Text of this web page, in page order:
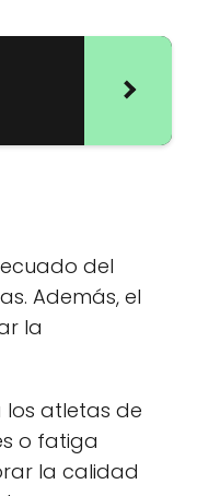
del
Además, el
la
los atletas de
o fatiga
la calidad